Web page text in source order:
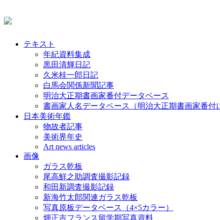
テキスト
年紀資料集成
黒田清輝日記
久米桂一郎日記
白馬会関係新聞記事
明治大正期書画家番付データベース
書画家人名データベース（明治大正期書画家番付
日本美術年鑑
物故者記事
美術界年史
Art news articles
画像
ガラス乾板
尾高鮮之助調査撮影記録
和田新調査撮影記録
新海竹太郎関連ガラス乾板
写真原板データベース（4×5カラー）
畑正吉フランス留学期写真資料